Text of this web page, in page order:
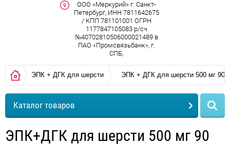
ООО «Меркурий» г. Санкт-
Петербург, ИНН 7811642675
/ КПП 781101001 ОГРН
1177847105083 р/сч
№40702810506000021489 в
ПАО «Промсвязьбанк», г.
СПБ,
ЭПК + ДГК для шерсти ЭПК + ДГК для шерсти 500 мг 90
Каталог товаров
ЭПК+ДГК для шерсти 500 мг 90